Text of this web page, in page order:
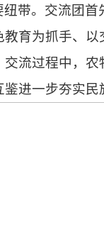
带。交流团
育为抓手、
流过程中，
进一步夯实民